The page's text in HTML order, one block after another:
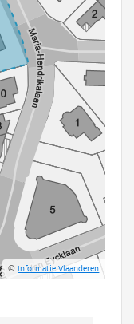
©Informatie Vlaanderen